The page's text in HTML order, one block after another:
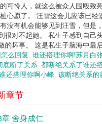
可怜人，就这么被众人围殴
心愿了。 汪雪这会儿应该已
没有机会能够见到汪雪，但
对不起她。 私生子感到自
坏事。 这是私生子脑海中
么回复 谁还搭理你啊!苏月白
底断了关系 都断绝关系了谁还
还搭理你啊小峰 该断绝关系的
章节
舍身成仁